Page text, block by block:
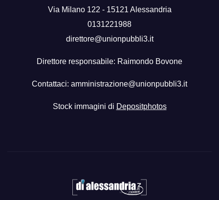
Via Milano 122 - 15121 Alessandria
0131221988
direttore@unionpubbli3.it
Direttore responsabile: Raimondo Bovone
Contattaci: amministrazione@unionpubbli3.it
Stock immagini di Depositphotos